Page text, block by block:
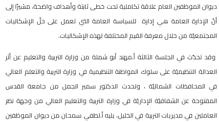
ديوان الموظفين العام علاقة تكاملية تحت خطى ثابتة وأهداف واضحة، مشيرًا إلى
أنّ الإدارة العامة هي إدارة للسياسة العامة التي تعمل على حلّ الإشكاليات
المجتمعيّة من خلال معرفة القيم المختلفة لهذه الإشكاليات.
وقد تحدّث في الجلسة الثالثة أ.مهند أبو شملة من وزارة التربية والتعليم عن أثر
العدالة التنظيميّة على سلوك المواطنة التنظيمية في وزارة التربية والتعلم العالي
في المحافظات الشماليّة ، وتحدث الدكتور سمير الجمل من جامعة القدس
المفتوحة عن الشفافيّة الإداريّة في وزارة التربية والتعليم العالي من وجهة نظر
العاملين في مديريات التربية في الخليل، يليه أ.لطفي سمحان من ديوان الموظفين